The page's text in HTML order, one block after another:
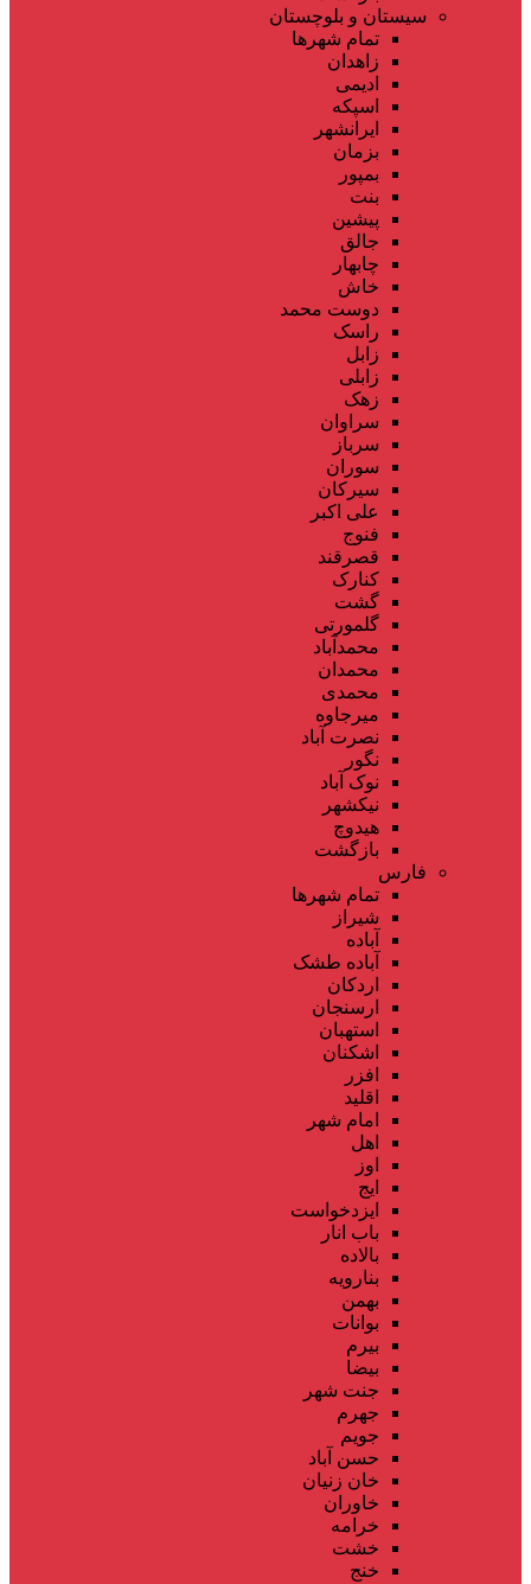
سیستان و بلوچستان
تمام شهر‌ها
زاهدان
ادیمی
اسپکه
ایرانشهر
بزمان
بمپور
بنت
پیشین
جالق
چابهار
خاش
دوست محمد
راسک
زابل
زابلی
زهک
سراوان
سرباز
سوران
سیرکان
علی اکبر
فنوج
قصرقند
کنارک
گشت
گلمورتی
محمدآباد
محمدان
محمدی
میرجاوه
نصرت آباد
نگور
نوک آباد
نیکشهر
هیدوچ
بازگشت
فارس
تمام شهر‌ها
شیراز
آباده
آباده طشک
اردکان
ارسنجان
استهبان
اشکنان
افزر
اقلید
امام شهر
اهل
اوز
ایج
ایزدخواست
باب انار
بالاده
بنارویه
بهمن
بوانات
بیرم
بیضا
جنت شهر
جهرم
جویم
حسن آباد
خان زنیان
خاوران
خرامه
خشت
خنج